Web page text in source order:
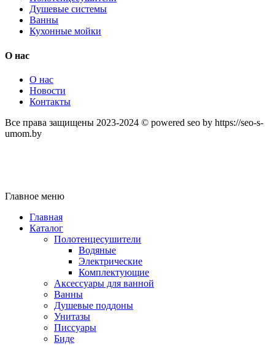
Душевые системы
Ванны
Кухонные мойки
О нас
О нас
Новости
Контакты
Все права защищены 2023-2024 © powered seo by https://seo-s-
umom.by
Главное меню
Главная
Каталог
Полотенцесушители
Водяные
Электрические
Комплектующие
Аксессуары для ванной
Ванны
Душевые поддоны
Унитазы
Писсуары
Биде